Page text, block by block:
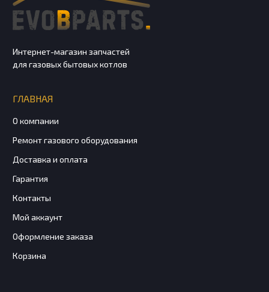
Интернет-магазин запчастей
для газовых бытовых котлов
ГЛАВНАЯ
О компании
Ремонт газового оборудования
Доставка и оплата
Гарантия
Контакты
Мой аккаунт
Оформление заказа
Корзина